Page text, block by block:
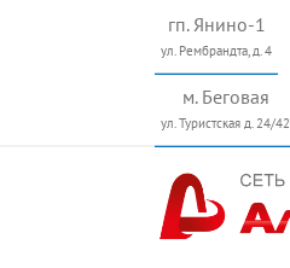
гп. Янино-1
ул. Рембрандта, д. 4
м. Беговая
ул. Туристcкая д. 24/42